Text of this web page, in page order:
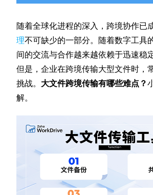
随着全球化进程的深入，跨境协作已
理不可缺少的一部分。随着数字工具
间的交流与合作越来越依赖于迅速稳
但是，企业在跨境传输大型文件时，
挑战。 大文件跨境传输有哪些难点？
解。